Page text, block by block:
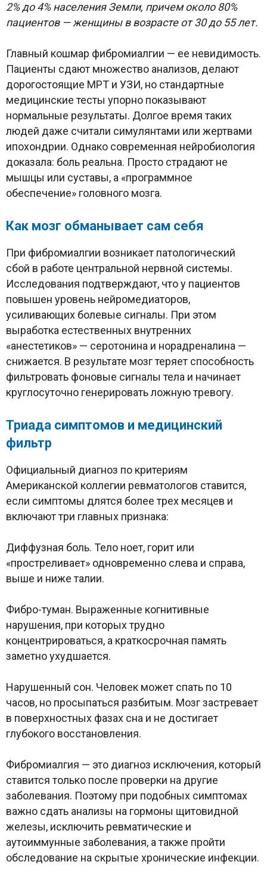
2% до 4% населения Земли, причем около 80%
пациентов — женщины в возрасте от 30 до 55 лет.
Главный кошмар фибромиалгии — ее невидимость.
Пациенты сдают множество анализов, делают
дорогостоящие МРТ и УЗИ, но стандартные
медицинские тесты упорно показывают
нормальные результаты. Долгое время таких
людей даже считали симулянтами или жертвами
ипохондрии. Однако современная нейробиология
доказала: боль реальна. Просто страдают не
мышцы или суставы, а «программное
обеспечение» головного мозга.
Как мозг обманывает сам себя
При фибромиалгии возникает патологический
сбой в работе центральной нервной системы.
Исследования подтверждают, что у пациентов
повышен уровень нейромедиаторов,
усиливающих болевые сигналы. При этом
выработка естественных внутренних
«анестетиков» — серотонина и норадреналина —
снижается. В результате мозг теряет способность
фильтровать фоновые сигналы тела и начинает
круглосуточно генерировать ложную тревогу.
Триада симптомов и медицинский
фильтр
Официальный диагноз по критериям
Американской коллегии ревматологов ставится,
если симптомы длятся более трех месяцев и
включают три главных признака:
Диффузная боль. Тело ноет, горит или
«простреливает» одновременно слева и справа,
выше и ниже талии.
Фибро-туман. Выраженные когнитивные
нарушения, при которых трудно
концентрироваться, а краткосрочная память
заметно ухудшается.
Нарушенный сон. Человек может спать по 10
часов, но просыпаться разбитым. Мозг застревает
в поверхностных фазах сна и не достигает
глубокого восстановления.
Фибромиалгия — это диагноз исключения, который
ставится только после проверки на другие
заболевания. Поэтому при подобных симптомах
важно сдать анализы на гормоны щитовидной
железы, исключить ревматические и
аутоиммунные заболевания, а также пройти
обследование на скрытые хронические инфекции.